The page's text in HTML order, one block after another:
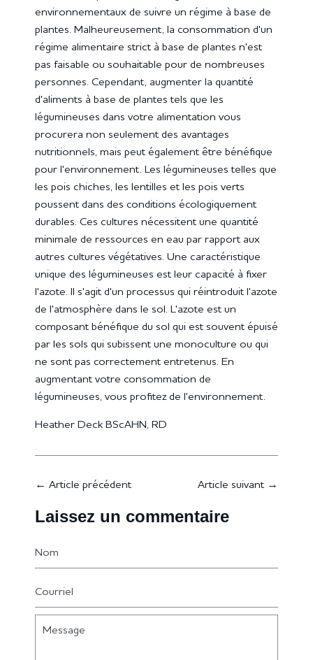
environnementaux de suivre un régime à base de
plantes. Malheureusement, la consommation d'un
régime alimentaire strict à base de plantes n'est
pas faisable ou souhaitable pour de nombreuses
personnes. Cependant, augmenter la quantité
d'aliments à base de plantes tels que les
légumineuses dans votre alimentation vous
procurera non seulement des avantages
nutritionnels, mais peut également être bénéfique
pour l'environnement. Les légumineuses telles que
les pois chiches, les lentilles et les pois verts
poussent dans des conditions écologiquement
durables. Ces cultures nécessitent une quantité
minimale de ressources en eau par rapport aux
autres cultures végétatives. Une caractéristique
unique des légumineuses est leur capacité à fixer
l'azote. Il s'agit d'un processus qui réintroduit l'azote
de l'atmosphère dans le sol. L'azote est un
composant bénéfique du sol qui est souvent épuisé
par les sols qui subissent une monoculture ou qui
ne sont pas correctement entretenus. En
augmentant votre consommation de
légumineuses, vous profitez de l'environnement.
Heather Deck BScAHN, RD
← Article précédent Article suivant →
Laissez un commentaire